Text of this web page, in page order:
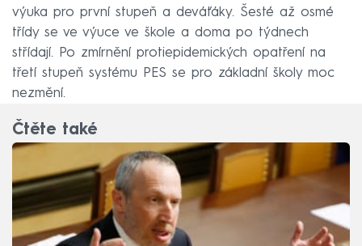
výuka pro první stupeň a deváťáky. Šesté až osmé
třídy se ve výuce ve škole a doma po týdnech
střídají. Po zmírnění protiepidemických opatření na
třetí stupeň systému PES se pro základní školy moc
nezmění.
Čtěte také